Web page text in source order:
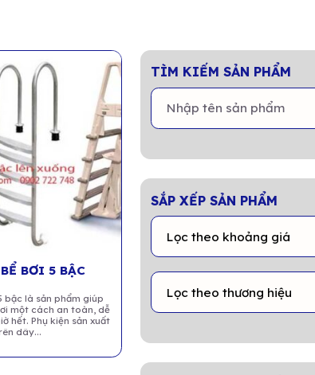
BƠI 5 BẬC
bậc là sản phẩm giúp
một cách an toàn, dễ
hết. Phụ kiện sản xuất
dây...
TÌM KIẾM SẢN PHẨM
SẮP XẾP SẢN PHẨM